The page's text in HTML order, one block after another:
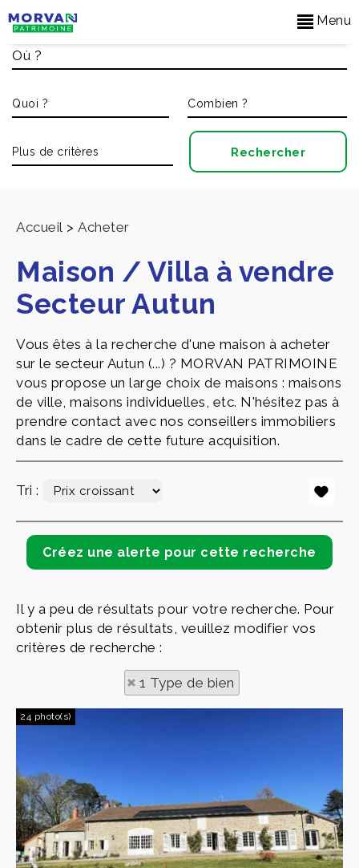
Menu
Accueil > Acheter
Maison / Villa à vendre
Secteur Autun
Vous êtes à la recherche d'une maison à acheter
sur le secteur Autun (...) ? MORVAN PATRIMOINE
vous propose un large choix de maisons : maisons
de ville, maisons individuelles, etc. N'hésitez pas à
prendre contact avec nos conseillers immobiliers
dans le cadre de cette future acquisition.
Tri :
Il y a peu de résultats pour votre recherche. Pour
obtenir plus de résultats, veuillez modifier vos
critères de recherche :
1 Type de bien
24 photo(s)